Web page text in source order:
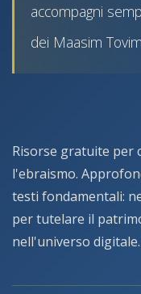
accompagni
dei Maasim
Risorse gratuite per
l'ebraismo.
testi fondamentali:
per tutelare il
nell'universo digitale.